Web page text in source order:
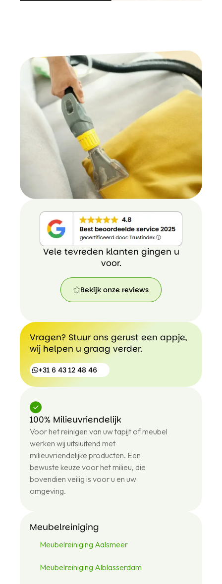
Vele tevreden klanten gingen u
voor.
Bekijk onze reviews
reviews
Vragen? Stuur ons gerust een appje,
wij helpen u graag verder.
+31 6 43 12 48 46
+31
6
43
12
48
46
100% Milieuvriendelijk
Voor het reinigen van uw tapijt of meubel
werken wij uitsluitend met
milieuvriendelijke producten. Een
bewuste keuze voor het milieu, die
bovendien veilig is voor u en uw
omgeving.
Meubelreiniging
Meubelreiniging Aalsmeer
Meubelreiniging Alblasserdam